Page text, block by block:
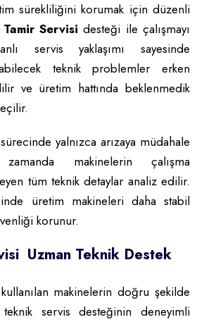
sürekliliğini korumak için düzenli
Servisi desteği ile çalışmayı
servis yaklaşımı sayesinde
teknik problemler erken
ve üretim hattında beklenmedik
yalnızca arızaya müdahale
makinelerin çalışma
tüm teknik detaylar analiz edilir.
üretim makineleri daha stabil
korunur.
Uzman Teknik Destek
makinelerin doğru şekilde
servis desteğinin deneyimli